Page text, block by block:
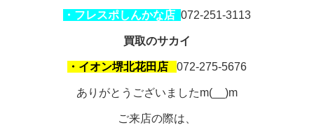
・フレスポしんかな店 072-251-3113
買取のサカイ
・イオン堺北花田店 072-275-5676
ありがとうございましたm(__)m
ご来店の際は、